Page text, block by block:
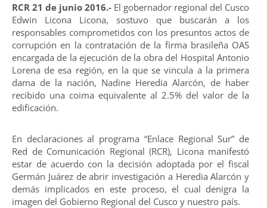
RCR 21 de junio 2016.- El gobernador regional del Cusco
Edwin Licona Licona, sostuvo que buscarán a los
responsables comprometidos con los presuntos actos de
corrupción en la contratación de la firma brasileña OAS
encargada de la ejecución de la obra del Hospital Antonio
Lorena de esa región, en la que se vincula a la primera
dama de la nación, Nadine Heredia Alarcón, de haber
recibido una coima equivalente al 2.5% del valor de la
edificación.
En declaraciones al programa “Enlace Regional Sur” de
Red de Comunicación Regional (RCR), Licona manifestó
estar de acuerdo con la decisión adoptada por el fiscal
Germán Juárez de abrir investigación a Heredia Alarcón y
demás implicados en este proceso, el cual denigra la
imagen del Gobierno Regional del Cusco y nuestro país.